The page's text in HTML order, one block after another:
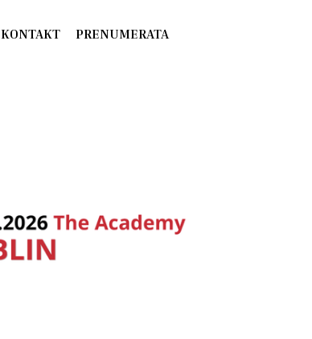
KONTAKT
PRENUMERATA